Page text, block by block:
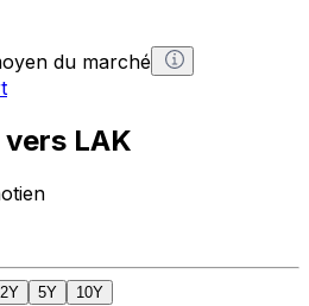
du marché
vers LAK
2Y 5Y 10Y